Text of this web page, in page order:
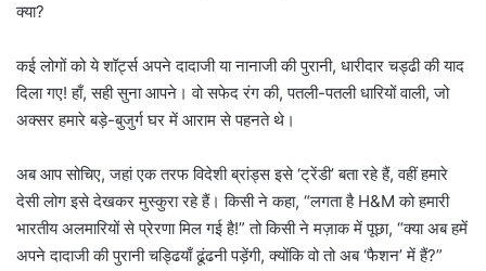
क्या?
कई लोगों को ये शॉर्ट्स अपने दादाजी या नानाजी की पुरानी, धारीदार चड्ढी की याद
दिला गए! हाँ, सही सुना आपने। वो सफेद रंग की, पतली-पतली धारियों वाली, जो
अक्सर हमारे बड़े-बुजुर्ग घर में आराम से पहनते थे।
अब आप सोचिए, जहां एक तरफ विदेशी ब्रांड्स इसे ‘ट्रेंडी’ बता रहे हैं, वहीं हमारे
देसी लोग इसे देखकर मुस्कुरा रहे हैं। किसी ने कहा, “लगता है H&M को हमारी
भारतीय अलमारियों से प्रेरणा मिल गई है!” तो किसी ने मज़ाक में पूछा, “क्या अब हमें
अपने दादाजी की पुरानी चड्ढियाँ ढूंढनी पड़ेंगी, क्योंकि वो तो अब ‘फैशन’ में हैं?”